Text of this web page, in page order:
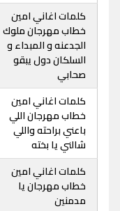
كلمات اغاني امين
خطاب مهرجان ملوك
الجدعنه و المبداء و
السلكان دول يبقو
صحابي
كلمات اغاني امين
خطاب مهرجان اللي
باعني براحته واللي
شالني يا بخته
كلمات اغاني امين
خطاب مهرجان يا
مدمنين